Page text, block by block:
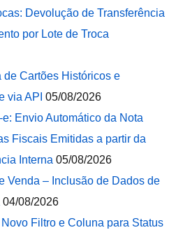
Devolução de Transferência
por Lote de Troca
de Cartões Históricos e
via API 05/08/2026
Envio Automático da Nota
Fiscais Emitidas a partir da
Interna 05/08/2026
Venda – Inclusão de Dados de
04/08/2026
Filtro e Coluna para Status